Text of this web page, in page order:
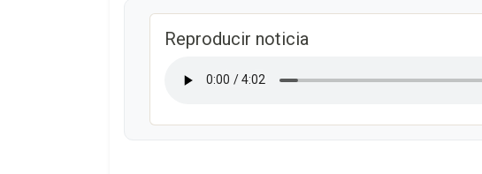
Reproducir noticia